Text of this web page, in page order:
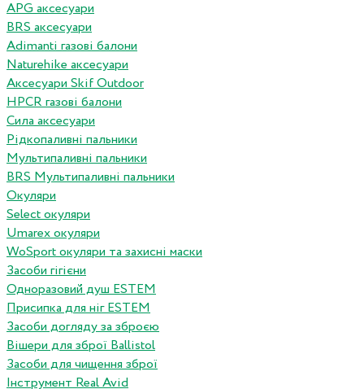
APG аксесуари
BRS аксесуари
Adimanti газові балони
Naturehike аксесуари
Аксесуари Skif Outdoor
HPCR газові балони
Сила аксесуари
Рідкопаливні пальники
Мультипаливні пальники
BRS Мультипаливні пальники
Окуляри
Select окуляри
Umarex окуляри
WoSport окуляри та захисні маски
Засоби гігієни
Одноразовий душ ESTEM
Присипка для ніг ESTEM
Засоби догляду за зброєю
Вішери для зброї Ballistol
Засоби для чищення зброї
Інструмент Real Avid